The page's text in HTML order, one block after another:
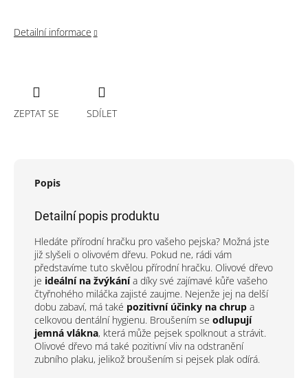
Detailní informace
ZEPTAT SE SDÍLET
Popis
Detailní popis produktu
Hledáte přírodní hračku pro vašeho pejska? Možná jste
již slyšeli o olivovém dřevu. Pokud ne, rádi vám
představíme tuto skvělou přírodní hračku. Olivové dřevo
je ideální na žvýkání a díky své zajímavé kůře vašeho
čtyřnohého miláčka zajisté zaujme. Nejenže jej na delší
dobu zabaví, má také pozitivní účinky na chrup a
celkovou dentální hygienu. Broušením se odlupují
jemná vlákna, která může pejsek spolknout a strávit.
Olivové dřevo má také pozitivní vliv na odstranění
zubního plaku, jelikož broušením si pejsek plak odírá.